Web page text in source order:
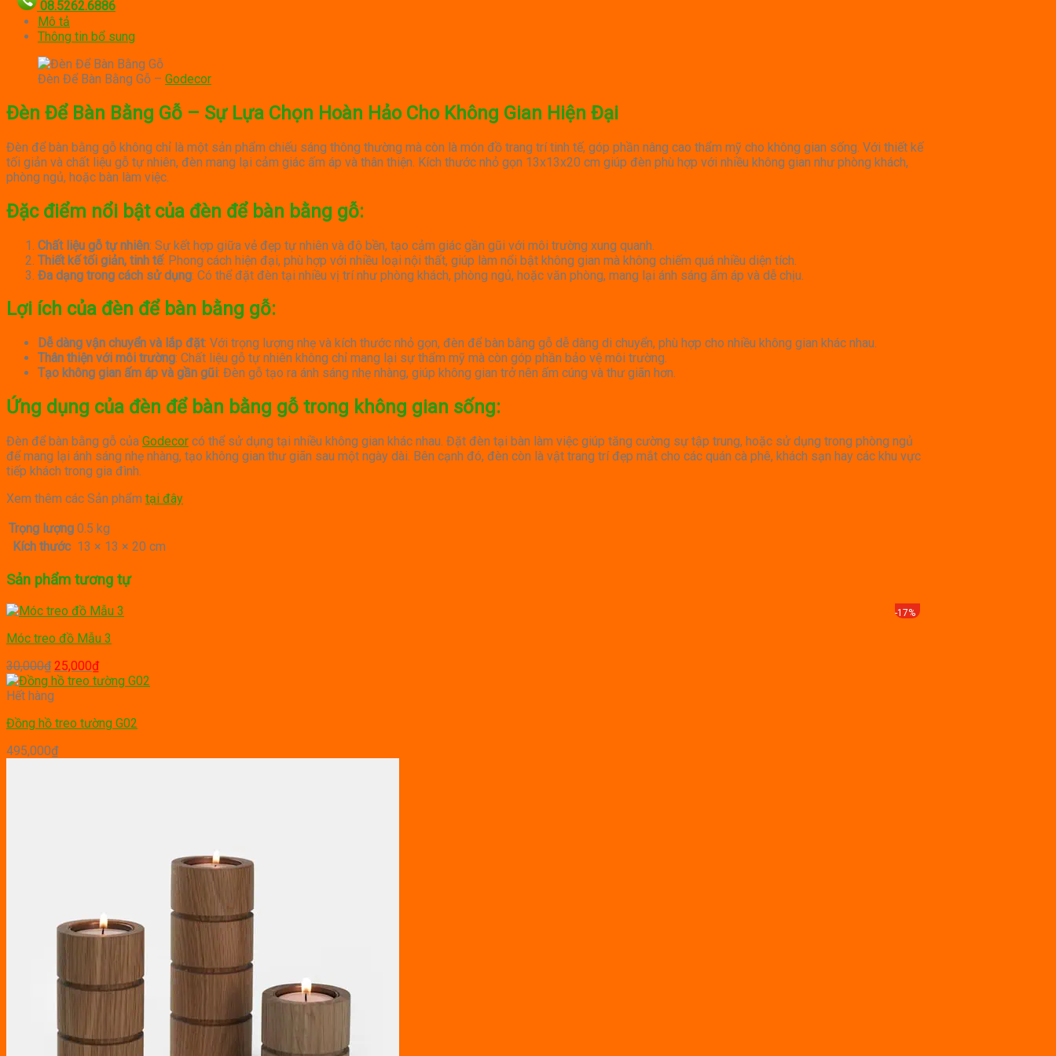
08.5262.6886
Mô tả
Thông tin bổ sung
Đèn Để Bàn Bằng Gỗ – Godecor
Đèn Để Bàn Bằng Gỗ – Sự Lựa Chọn Hoàn Hảo Cho Không Gian Hiện Đại
Đèn để bàn bằng gỗ không chỉ là một sản phẩm chiếu sáng thông thường mà còn là món đồ trang trí tinh tế, góp phần nâng cao thẩm mỹ cho không gian sống. Với thiết kế
tối giản và chất liệu gỗ tự nhiên, đèn mang lại cảm giác ấm áp và thân thiện. Kích thước nhỏ gọn 13x13x20 cm giúp đèn phù hợp với nhiều không gian như phòng khách,
phòng ngủ, hoặc bàn làm việc.
Đặc điểm nổi bật của đèn để bàn bằng gỗ:
Chất liệu gỗ tự nhiên: Sự kết hợp giữa vẻ đẹp tự nhiên và độ bền, tạo cảm giác gần gũi với môi trường xung quanh.
Thiết kế tối giản, tinh tế: Phong cách hiện đại, phù hợp với nhiều loại nội thất, giúp làm nổi bật không gian mà không chiếm quá nhiều diện tích.
Đa dạng trong cách sử dụng: Có thể đặt đèn tại nhiều vị trí như phòng khách, phòng ngủ, hoặc văn phòng, mang lại ánh sáng ấm áp và dễ chịu.
Lợi ích của đèn để bàn bằng gỗ:
Dễ dàng vận chuyển và lắp đặt: Với trọng lượng nhẹ và kích thước nhỏ gọn, đèn để bàn bằng gỗ dễ dàng di chuyển, phù hợp cho nhiều không gian khác nhau.
Thân thiện với môi trường: Chất liệu gỗ tự nhiên không chỉ mang lại sự thẩm mỹ mà còn góp phần bảo vệ môi trường.
Tạo không gian ấm áp và gần gũi: Đèn gỗ tạo ra ánh sáng nhẹ nhàng, giúp không gian trở nên ấm cúng và thư giãn hơn.
Ứng dụng của đèn để bàn bằng gỗ trong không gian sống:
Đèn để bàn bằng gỗ của Godecor có thể sử dụng tại nhiều không gian khác nhau. Đặt đèn tại bàn làm việc giúp tăng cường sự tập trung, hoặc sử dụng trong phòng ngủ
để mang lại ánh sáng nhẹ nhàng, tạo không gian thư giãn sau một ngày dài. Bên cạnh đó, đèn còn là vật trang trí đẹp mắt cho các quán cà phê, khách sạn hay các khu vực
tiếp khách trong gia đình.
Xem thêm các Sản phẩm tại đây
Trọng lượng 0.5 kg
Kích thước 13 × 13 × 20 cm
Sản phẩm tương tự
-17%
Móc treo đồ Mẫu 3
30,000₫ Giá
gốc
25,000₫Giá
hiện
25,000₫.
Hết hàng
Đồng hồ treo tường G02
495,000₫